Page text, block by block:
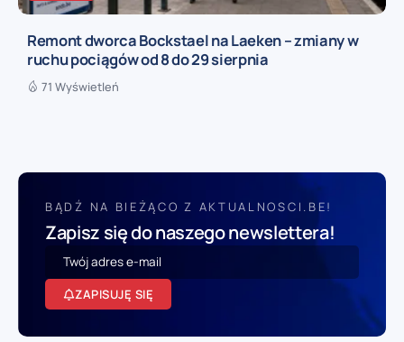
Remont dworca Bockstael na Laeken – zmiany w
ruchu pociągów od 8 do 29 sierpnia
71 Wyświetleń
BĄDŹ NA BIEŻĄCO Z AKTUALNOSCI.BE!
Zapisz się do naszego newslettera!
ZAPISUJĘ SIĘ